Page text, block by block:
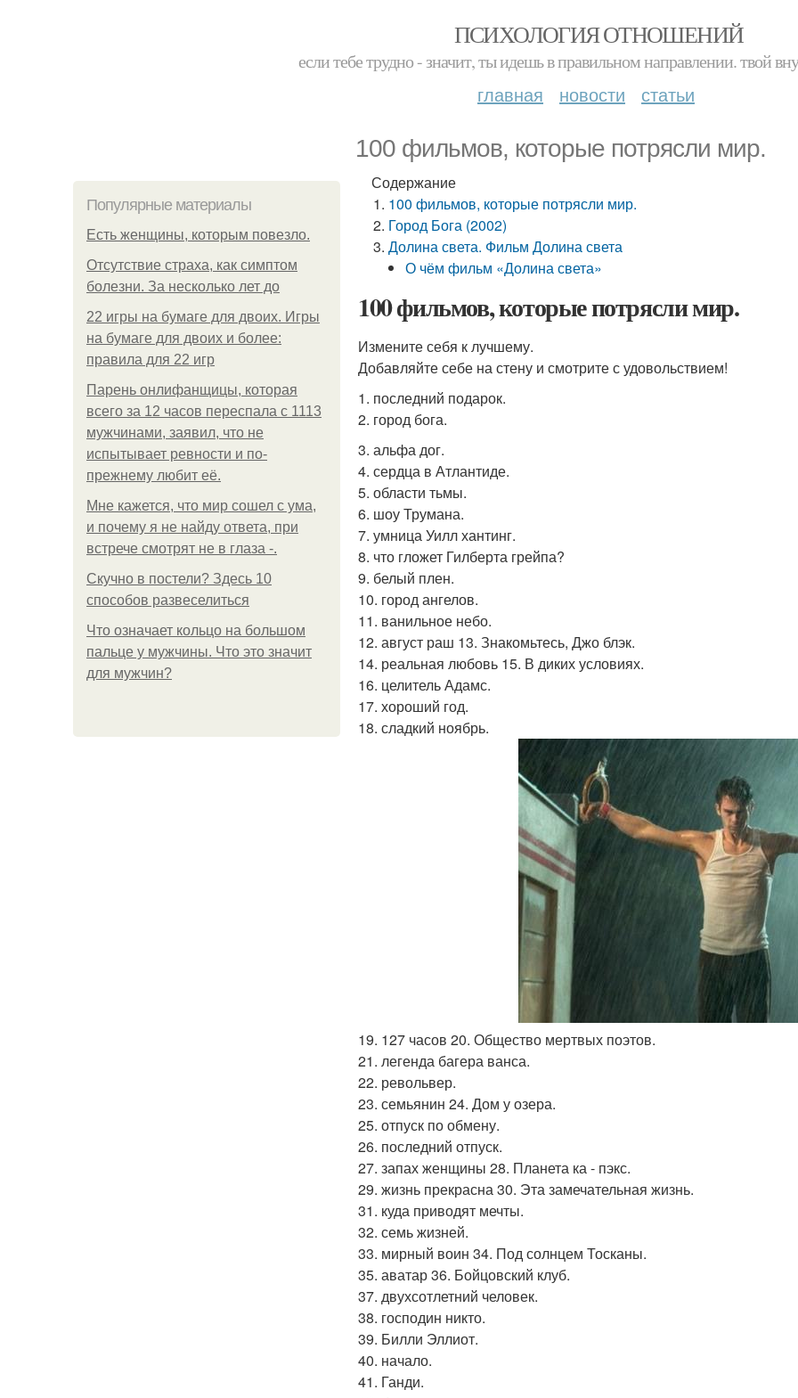
ПСИХОЛОГИЯ ОТНОШЕНИЙ
если тебе трудно - значит, ты идешь в правильном направлении. твой
главная новости статьи
100 фильмов, которые потрясли мир.
Популярные материалы
Есть женщины, которым повезло.
Отсутствие страха, как симптом
болезни. За несколько лет до
22 игры на бумаге для двоих. Игры
на бумаге для двоих и более:
правила для 22 игр
Парень онлифанщицы, которая
всего за 12 часов переспала с 1113
мужчинами, заявил, что не
испытывает ревности и по-
прежнему любит её.
Мне кажется, что мир сошел с ума,
и почему я не найду ответа, при
встрече смотрят не в глаза -.
Скучно в постели? Здесь 10
способов развеселиться
Что означает кольцо на большом
пальце у мужчины. Что это значит
для мужчин?
Содержание
100 фильмов, которые потрясли мир.
Город Бога (2002)
Долина света. Фильм Долина света
О чём фильм «Долина света»
100 фильмов, которые потрясли мир.
Измените себя к лучшему.
Добавляйте себе на стену и смотрите с удовольствием!
1. последний подарок.
2. город бога.
3. альфа дог.
4. сердца в Атлантиде.
5. области тьмы.
6. шоу Трумана.
7. умница Уилл хантинг.
8. что гложет Гилберта грейпа?
9. белый плен.
10. город ангелов.
11. ванильное небо.
12. август раш 13. Знакомьтесь, Джо блэк.
14. реальная любовь 15. В диких условиях.
16. целитель Адамс.
17. хороший год.
18. сладкий ноябрь.
19. 127 часов 20. Общество мертвых поэтов.
21. легенда багера ванса.
22. револьвер.
23. семьянин 24. Дом у озера.
25. отпуск по обмену.
26. последний отпуск.
27. запах женщины 28. Планета ка - пэкс.
29. жизнь прекрасна 30. Эта замечательная жизнь.
31. куда приводят мечты.
32. семь жизней.
33. мирный воин 34. Под солнцем Тосканы.
35. аватар 36. Бойцовский клуб.
37. двухсотлетний человек.
38. господин никто.
39. Билли Эллиот.
40. начало.
41. Ганди.